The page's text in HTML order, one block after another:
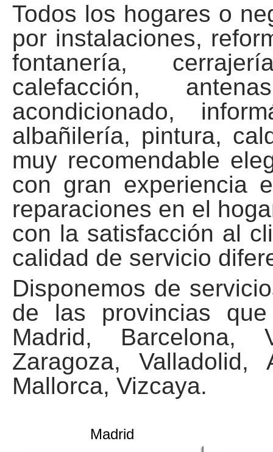
Todos los hogares o
por instalaciones,
fontanería,
calefacción,
acondicionado,
albañilería, pintura,
muy recomendable
con gran experiencia
reparaciones en el
con la satisfacción al
calidad de servicio
Disponemos de
de las provincias
Madrid, Barcelona,
Zaragoza, Valladolid,
Mallorca, Vizcaya.
Madrid